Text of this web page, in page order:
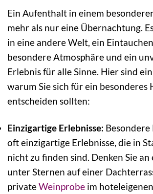
Ein Aufenthalt in einem
mehr als nur eine Übernachtung.
in eine andere Welt, ein
besondere Atmosphäre und ein
Erlebnis für alle Sinne. Hier sind
warum Sie sich für ein besonderes
entscheiden sollten:
Einzigartige Erlebnisse:
oft einzigartige Erlebnisse, die in
nicht zu finden sind. Denken Sie
unter Sternen auf einer
privateWeinprobe im